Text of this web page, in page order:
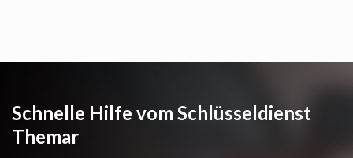
Schnelle Hilfe vom Schlüsseldienst
Themar